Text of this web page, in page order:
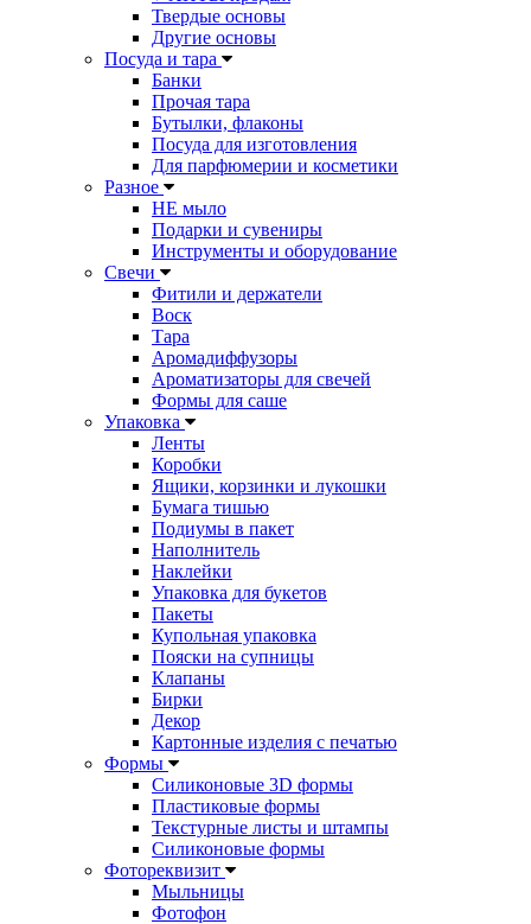
Твердые основы
Другие основы
Посуда и тара
Банки
Прочая тара
Бутылки, флаконы
Посуда для изготовления
Для парфюмерии и косметики
Разное
НЕ мыло
Подарки и сувениры
Инструменты и оборудование
Свечи
Фитили и держатели
Воск
Тара
Аромадиффузоры
Ароматизаторы для свечей
Формы для саше
Упаковка
Ленты
Коробки
Ящики, корзинки и лукошки
Бумага тишью
Подиумы в пакет
Наполнитель
Наклейки
Упаковка для букетов
Пакеты
Купольная упаковка
Пояски на супницы
Клапаны
Бирки
Декор
Картонные изделия с печатью
Формы
Силиконовые 3D формы
Пластиковые формы
Текстурные листы и штампы
Силиконовые формы
Фотореквизит
Мыльницы
Фотофон